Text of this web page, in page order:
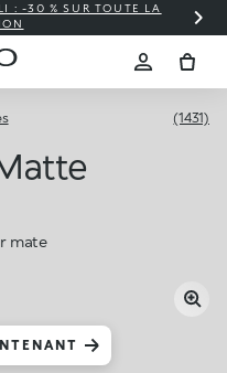
: -30 % SUR TOUTE LA
(1431)
mate